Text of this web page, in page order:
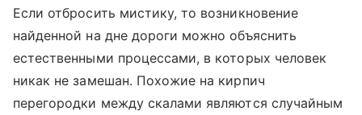
Если отбросить мистику, то возникновение
найденной на дне дороги можно объяснить
естественными процессами, в которых человек
никак не замешан. Похожие на кирпич
перегородки между скалами являются случайным